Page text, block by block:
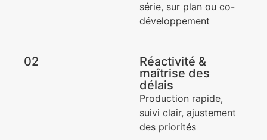
série, sur plan ou co-
développement
02
Réactivité &
maîtrise des
délais
Production rapide,
suivi clair, ajustement
des priorités